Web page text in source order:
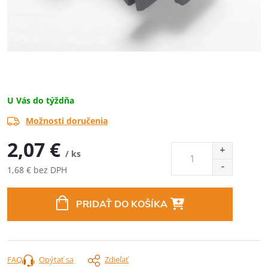
U Vás do týždňa
Možnosti doručenia
2,07 € / ks
1,68 € bez DPH
PRIDAŤ DO KOŠÍKA
Opýtať sa Zdieľať
FAQ